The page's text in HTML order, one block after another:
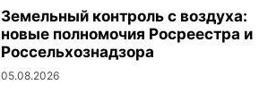
Земельный контроль с воздуха:
новые полномочия Росреестра и
Россельхознадзора
05.08.2026